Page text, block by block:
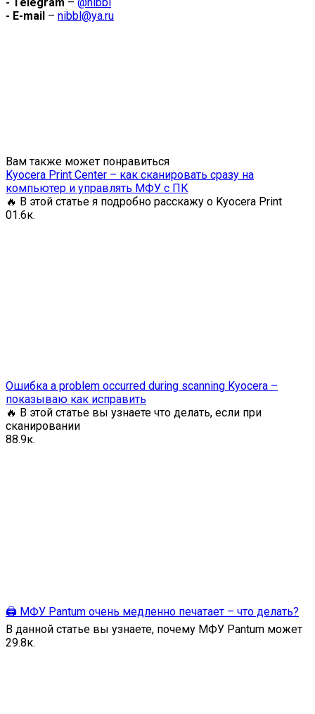
- E-mail – nibbl@ya.ru
Вам также может понравиться
Kyocera Print Center – как сканировать сразу на
компьютер и управлять МФУ с ПК
🔥 В этой статье я подробно расскажу о Kyocera Print
01.6к.
Ошибка a problem occurred during scanning Kyocera –
показываю как исправить
🔥 В этой статье вы узнаете что делать, если при
сканировании
88.9к.
🖨️ МФУ Pantum очень медленно печатает – что делать?
В данной статье вы узнаете, почему МФУ Pantum может
29.8к.